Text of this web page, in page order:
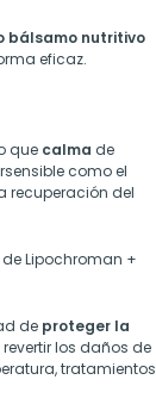
bálsamo nutritivo
eficaz.
que calma de
como el
recuperación del
Lipochroman +
de proteger la
los daños de
tratamientos